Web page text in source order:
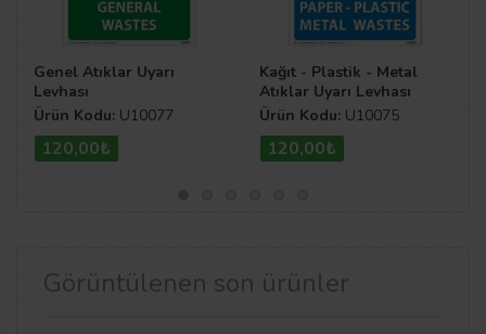
Genel Atıklar Uyarı
Levhası
Ürün Kodu: U10077
120,00₺
Kağıt - Plastik - Metal
Atıklar Uyarı Levhası
Ürün Kodu: U10075
120,00₺
Görüntülenen son ürünler